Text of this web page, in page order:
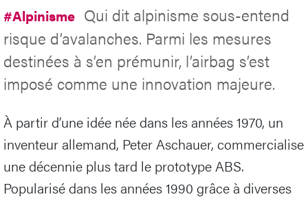
#Alpinisme Qui dit alpinisme sous-entend
risque d’avalanches. Parmi les mesures
destinées à s’en prémunir, l’airbag s’est
imposé comme une innovation majeure.
À partir d’une idée née dans les années 1970, un
inventeur allemand, Peter Aschauer, commercialise
une décennie plus tard le prototype ABS.
Popularisé dans les années 1990 grâce à diverses